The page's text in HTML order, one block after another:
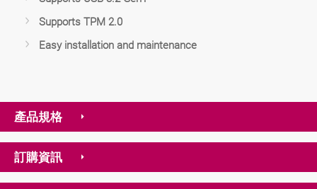
Supports TPM 2.0
Easy installation and maintenance
產品規格
訂購資訊